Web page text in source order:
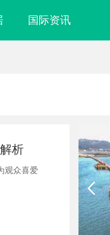
国际资讯
析
观众喜爱